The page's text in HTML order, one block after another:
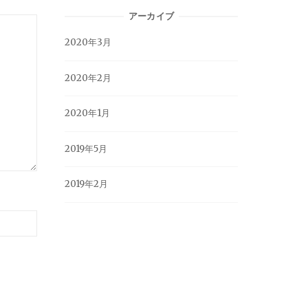
アーカイブ
2020年3月
2020年2月
2020年1月
2019年5月
2019年2月